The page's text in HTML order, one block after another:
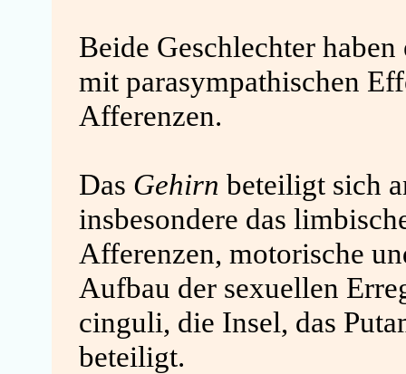
Beide Geschlechter haben
mit parasympathischen
Afferenzen.
Das Gehirn beteiligt sich
insbesondere das
Afferenzen, motorische
Aufbau der sexuellen
cinguli, die Insel, das
beteiligt.